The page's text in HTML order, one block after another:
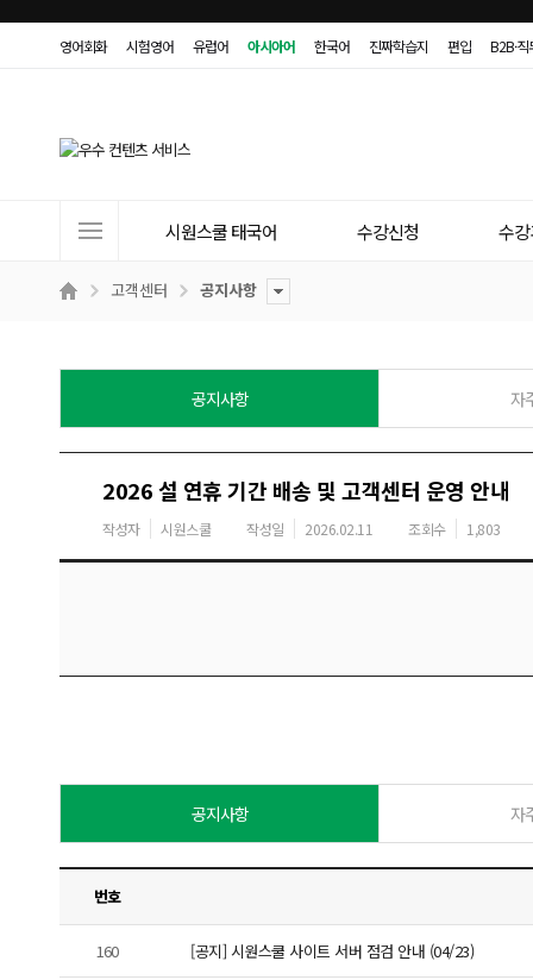
영어회화 시험영어 유럽어 아시아어 한국어 진짜학습지 편입 B2B·
트
시원스쿨 태국어 수강신청 수
고객센터 공지사항
공지사항 자
2026 설 연휴 기간 배송 및 고객센터 운영 안내
작성자 시원스쿨 작성일 2026.02.11 조회수 1,803
공지사항 자
번호
160 [공지] 시원스쿨 사이트 서버 점검 안내 (04/23)